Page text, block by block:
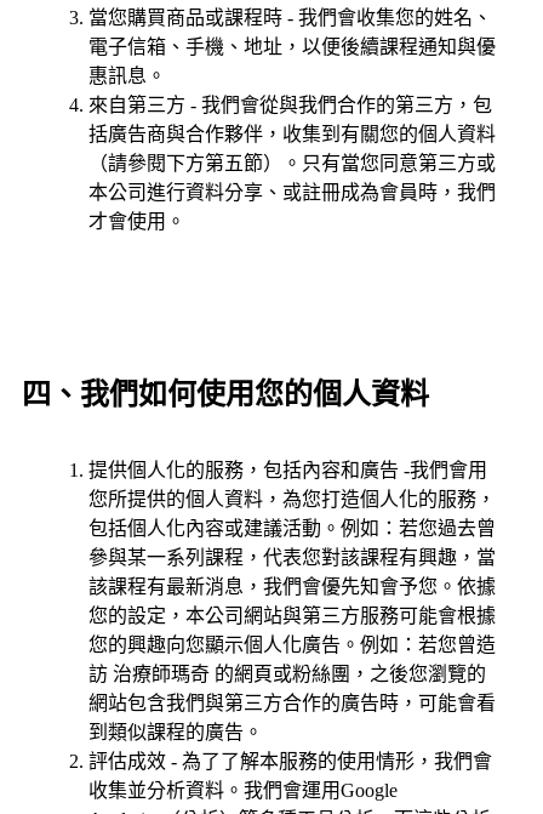
當您購買商品或課程時 - 我們會收集您的姓名、
電子信箱、手機、地址，以便後續課程通知與優
惠訊息。
來自第三方 - 我們會從與我們合作的第三方，包
括廣告商與合作夥伴，收集到有關您的個人資料
（請參閱下方第五節）。只有當您同意第三方或
本公司進行資料分享、或註冊成為會員時，我們
才會使用。
四、我們如何使用您的個人資料
提供個人化的服務，包括內容和廣告 -我們會用
您所提供的個人資料，為您打造個人化的服務，
包括個人化內容或建議活動。例如：若您過去曾
參與某一系列課程，代表您對該課程有興趣，當
該課程有最新消息，我們會優先知會予您。依據
您的設定，本公司網站與第三方服務可能會根據
您的興趣向您顯示個人化廣告。例如：若您曾造
訪 治療師瑪奇 的網頁或粉絲團，之後您瀏覽的
網站包含我們與第三方合作的廣告時，可能會看
到類似課程的廣告。
評估成效 - 為了了解本服務的使用情形，我們會
收集並分析資料。我們會運用Google